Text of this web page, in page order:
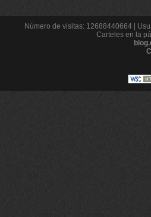
Número de visitas: 12688440664 |
Carteles en la